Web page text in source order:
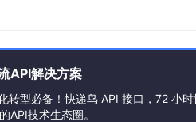
志系统是不可或缺的。建议：
API解决方案
转型必备！快递鸟 API 接口，72 小
API技术生态圈。